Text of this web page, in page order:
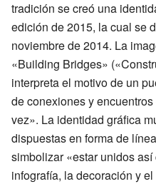
tradición se creó una
edición de 2015, la cual se
noviembre de 2014. La
«Building Bridges»
interpreta el motivo de un
de conexiones y
vez». La identidad gráfica
dispuestas en forma de
simbolizar «estar unidos
infografía, la decoración y